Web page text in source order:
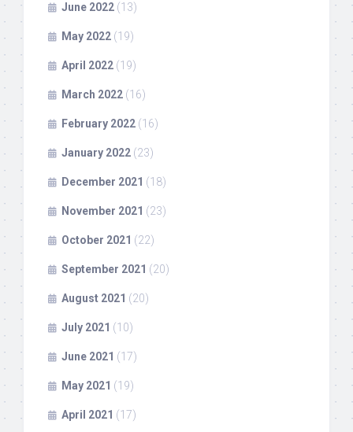
June 2022 (13)
May 2022 (19)
April 2022 (19)
March 2022 (16)
February 2022 (16)
January 2022 (23)
December 2021 (18)
November 2021 (23)
October 2021 (22)
September 2021 (20)
August 2021 (20)
July 2021 (10)
June 2021 (17)
May 2021 (19)
April 2021 (17)